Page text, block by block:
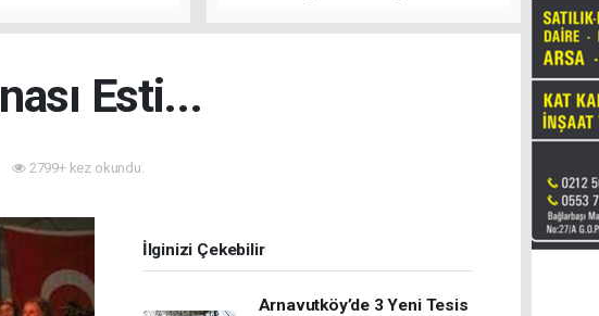
Esti...
2799+ kez okundu.
İlginizi Çekebilir
Arnavutköy’de 3 Yeni Tesis